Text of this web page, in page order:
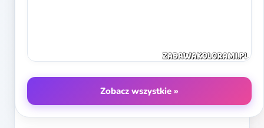
Zobacz wszystkie »